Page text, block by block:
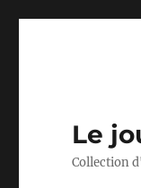
Le
Collection